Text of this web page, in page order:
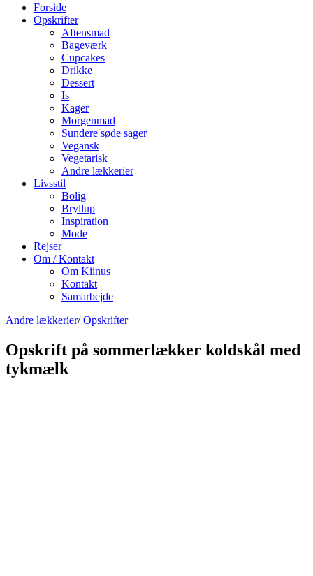
Forside
Opskrifter
Aftensmad
Bageværk
Cupcakes
Drikke
Dessert
Is
Kager
Morgenmad
Sundere søde sager
Vegansk
Vegetarisk
Andre lækkerier
Livsstil
Bolig
Bryllup
Inspiration
Mode
Rejser
Om / Kontakt
Om Kiinus
Kontakt
Samarbejde
Andre lækkerier/ Opskrifter
Opskrift på sommerlækker koldskål med
tykmælk